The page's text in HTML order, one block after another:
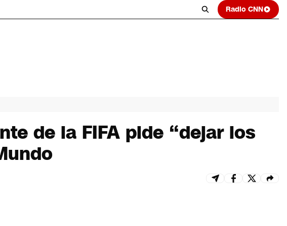
Radio CNN
de la FIFA pide “dejar los